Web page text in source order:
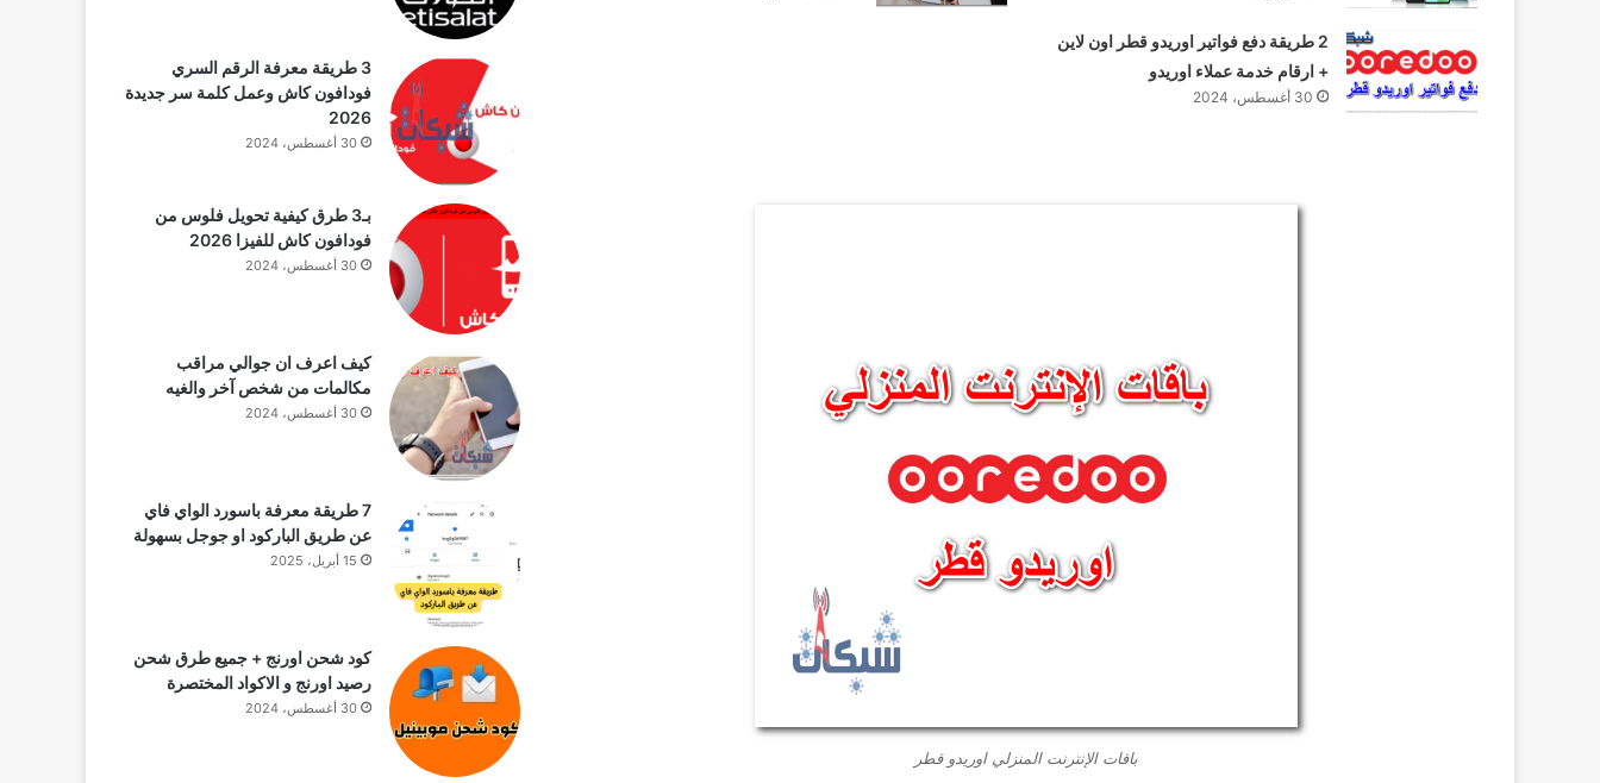
2 طريقة دفع فواتير اوريدو قطر اون لاين
+ ارقام خدمة عملاء اوريدو
30 أغسطس، 2024
باقات الإنترنت المنزلي اوريدو قطر
3 طريقة معرفة الرقم السري
فودافون كاش وعمل كلمة سر جديدة
2026
30 أغسطس، 2024
بـ3 طرق كيفية تحويل فلوس من
فودافون كاش للفيزا 2026
30 أغسطس، 2024
كيف اعرف ان جوالي مراقب
مكالمات من شخص آخر والغيه
30 أغسطس، 2024
7 طريقة معرفة باسورد الواي فاي
عن طريق الباركود او جوجل بسهولة
15 أبريل، 2025
كود شحن اورنج + جميع طرق شحن
رصيد اورنج و الاكواد المختصرة
30 أغسطس، 2024